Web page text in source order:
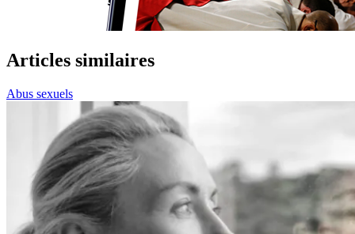
Articles similaires
Abus sexuels